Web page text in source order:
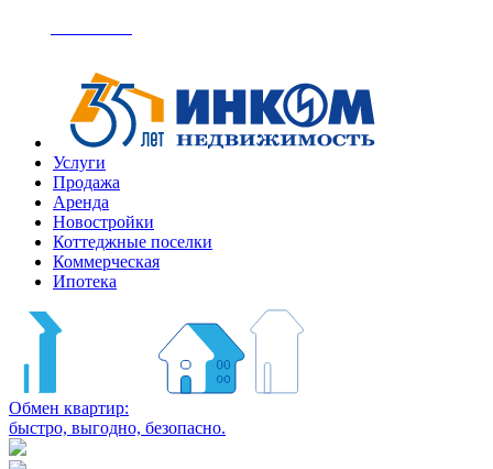
Услуги
Продажа
Аренда
Новостройки
Коттеджные поселки
Коммерческая
Ипотека
Обмен квартир:
быстро, выгодно, безопасно.